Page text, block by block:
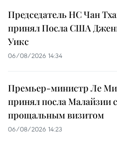
Председатель НС Чан
принял Посла США
Уикс
06/08/2026 14:34
Премьер-министр Ле
принял посла Малайзии с
прощальным визитом
06/08/2026 14:23